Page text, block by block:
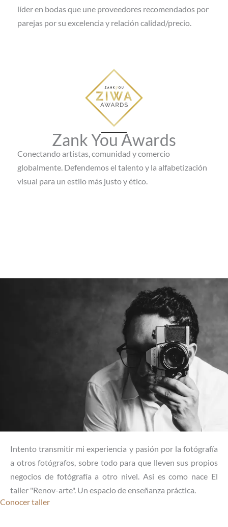
líder en bodas que une proveedores recomendados por
parejas por su excelencia y relación calidad/precio.
Zank You Awards
Conectando artistas, comunidad y comercio
globalmente. Defendemos el talento y la alfabetización
visual para un estilo más justo y ético.
Intento transmitir mi experiencia y pasión por la fotógrafía
a otros fotógrafos, sobre todo para que lleven sus propios
negocios de fotógrafía a otro nivel. Asi es como nace El
taller "Renov-arte". Un espacio de enseñanza práctica.
Conocer taller